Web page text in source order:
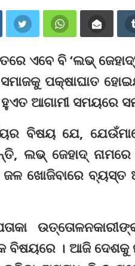
ଏବେ ବି ‘ଲଭ୍‌
ପକ୍ଷାଘାତ
ଆଗାମୀ ସମୟରେ
ବିଷୟ ଯେ,
ଲଭ୍ ଜେହାଦ୍
ଖୋଜିବାରେ ବ୍ୟସ୍ତ
ବିଷୟରେ । ଆଜି